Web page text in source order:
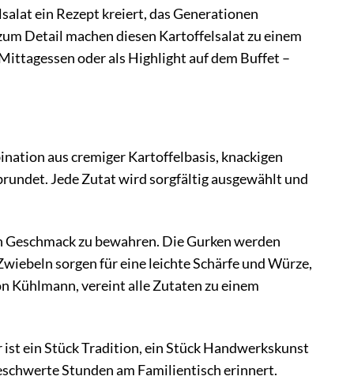
ein Rezept kreiert, das Generationen
Detail machen diesen Kartoffelsalat zu einem
oder als Highlight auf dem Buffet –
aus cremiger Kartoffelbasis, knackigen
Jede Zutat wird sorgfältig ausgewählt und
zu bewahren. Die Gurken werden
sorgen für eine leichte Schärfe und Würze,
Kühlmann, vereint alle Zutaten zu einem
ein Stück Tradition, ein Stück Handwerkskunst
Stunden am Familientisch erinnert.